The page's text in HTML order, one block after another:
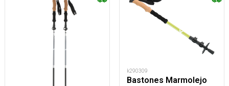
k290309
Bastones Marmolejo